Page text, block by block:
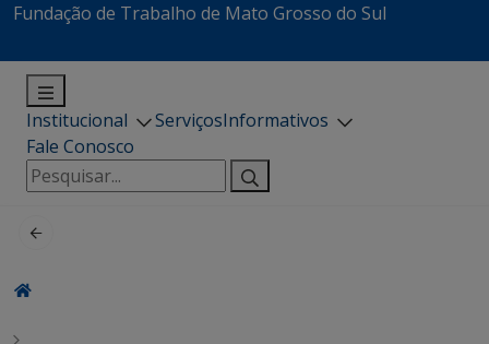
Fundação de Trabalho de Mato Grosso do Sul
Institucional ServiçosInformativos
Fale Conosco
Pesquisar
por: